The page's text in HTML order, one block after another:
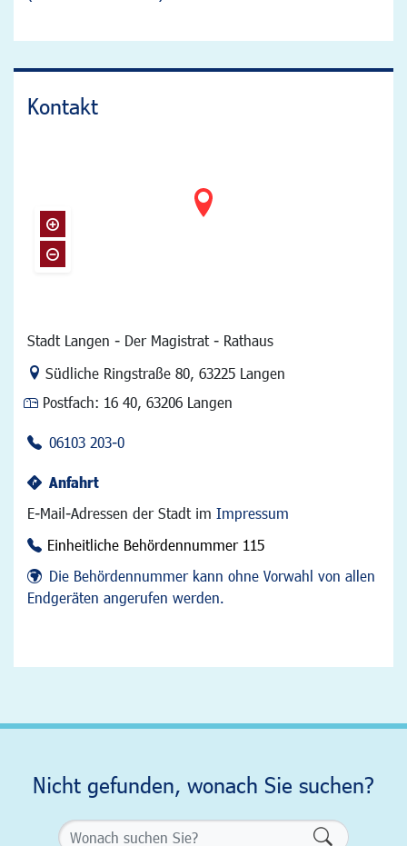
Kontakt
Stadt Langen - Der Magistrat - Rathaus
Link zur Google-Maps Navigation
Südliche Ringstraße 80, 63225 Langen
Postfach: 16 40, 63206 Langen
06103 203-0
Anfahrt
E-Mail-Adressen der Stadt im Impressum
Einheitliche Behördennummer 115
Die Behördennummer kann ohne Vorwahl von allen
Endgeräten angerufen werden.
Nicht gefunden, wonach Sie suchen?